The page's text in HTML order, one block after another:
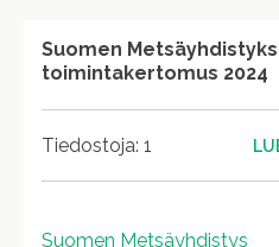
Suomen
toimintakertomus 2024
Tiedostoja: 1
Suomen Metsäyhdistys